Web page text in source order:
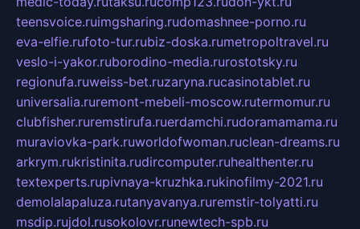
teensvoice.ruimgsharing.rudomashnee-porno.ru
eva-elfie.rufoto-tur.rubiz-doska.rumetropoltravel.ru
veslo-i-yakor.ruborodino-media.rurostotsky.ru
regionufa.ruweiss-bet.ruzaryna.rucasinotablet.ru
universalia.ruremont-mebeli-moscow.rutermomur.ru
clubfisher.ruremstirufa.ruerdamchi.rudoramamama.ru
muraviovka-park.ruworldofwoman.ruclean-dreams.ru
arkrym.rukristinita.rudircomputer.ruhealthenter.ru
textexperts.rupivnaya-kruzhka.rukinofilmy-2021.ru
demolalapaluza.rutanyavanya.ruremstir-tolyatti.ru
msdip.rujdol.rusokolovr.runewtech-spb.ru